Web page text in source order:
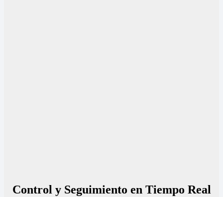
Control y Seguimiento en Tiempo Real